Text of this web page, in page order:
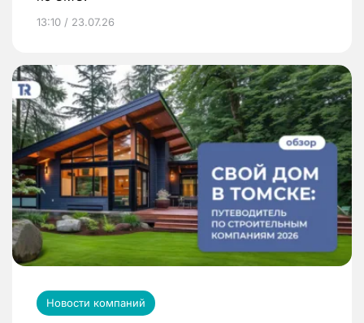
13:10 / 23.07.26
Новости компаний